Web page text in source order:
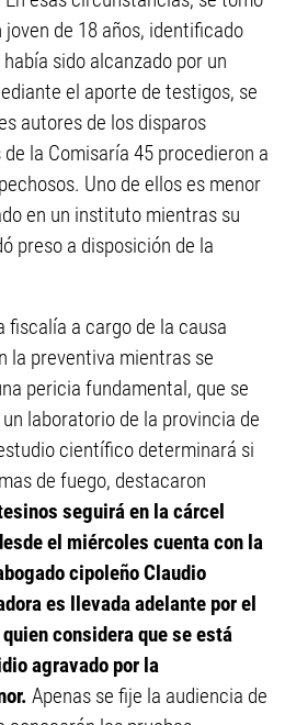
de 18 años, identificado
sido alcanzado por un
el aporte de testigos, se
autores de los disparos
la Comisaría 45 procedieron a
Uno de ellos es menor
en un instituto mientras su
preso a disposición de la
fiscalía a cargo de la causa
la preventiva mientras se
pericia fundamental, que se
laboratorio de la provincia de
científico determinará si
de fuego, destacaron
seguirá en la cárcel
el miércoles cuenta con la
cipoleño Claudio
es llevada adelante por el
considera que se está
agravado por la
Apenas se fije la audiencia de